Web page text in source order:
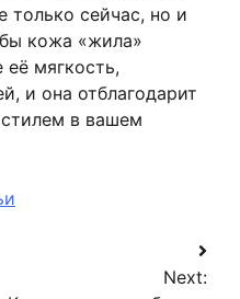
только сейчас, но и
кожа «жила»
мягкость,
и она отблагодарит
в вашем
Next: